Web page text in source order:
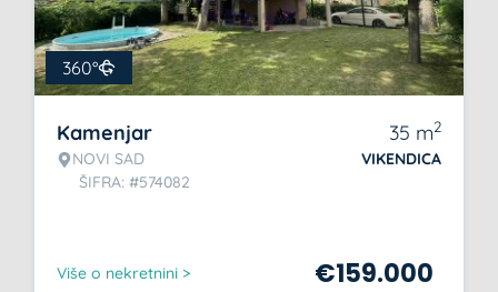
360°
Kamenjar
NOVI SAD
ŠIFRA: #574082
35 m2
VIKENDICA
Više o nekretnini > €159.000